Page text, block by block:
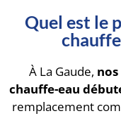
Quel est le
À La Gaude,
chauffe-eau
remplacement